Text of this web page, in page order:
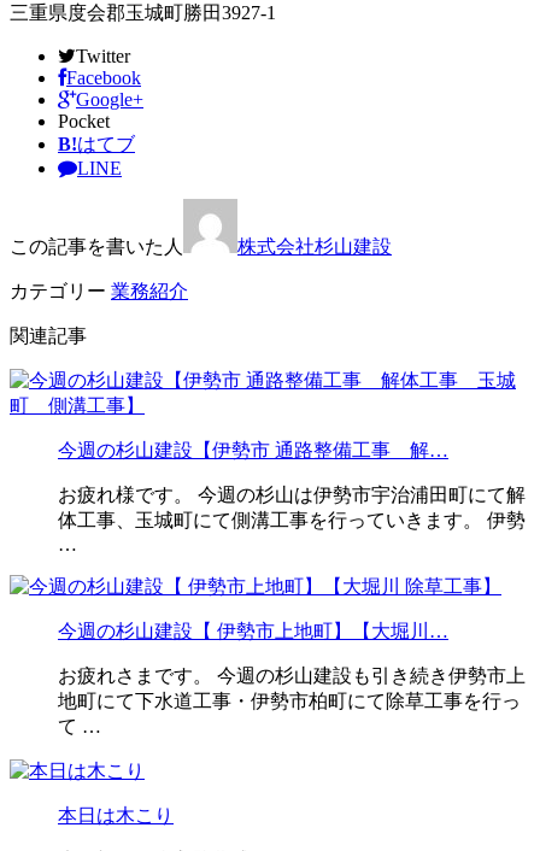
三重県度会郡玉城町勝田3927-1
Twitter
Facebook
Google+
Pocket
B!はてブ
LINE
この記事を書いた人 株式会社杉山建設
カテゴリー 業務紹介
関連記事
今週の杉山建設【伊勢市 通路整備工事 解…
お疲れ様です。 今週の杉山は伊勢市宇治浦田町にて解
体工事、玉城町にて側溝工事を行っていきます。 伊勢
…
今週の杉山建設【 伊勢市上地町】【大堀川…
お疲れさまです。 今週の杉山建設も引き続き伊勢市上
地町にて下水道工事・伊勢市柏町にて除草工事を行っ
て …
本日は木こり